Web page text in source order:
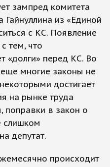
зампред комитета
из «Единой
с КС. Появление
тем, что
«долги» перед КС. Во
многие законы не
достигает
на рынке труда
поправки в закон о
слишком
депутат.
происходит